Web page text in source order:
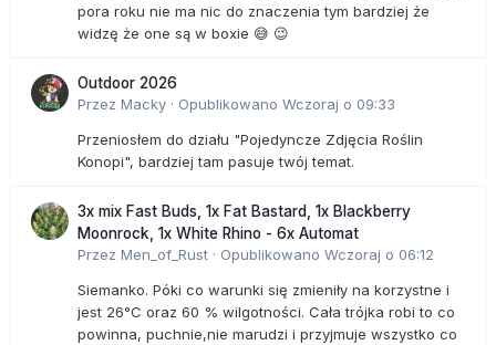
pora roku nie ma nic do znaczenia tym bardziej że
widzę że one są w boxie 😅 😉
Outdoor 2026
Przez Macky · Opublikowano Wczoraj o 09:33
Przeniosłem do działu "Pojedyncze Zdjęcia Roślin
Konopi", bardziej tam pasuje twój temat.
3x mix Fast Buds, 1x Fat Bastard, 1x Blackberry
Moonrock, 1x White Rhino - 6x Automat
Przez Men_of_Rust · Opublikowano Wczoraj o 06:12
Siemanko. Póki co warunki się zmieniły na korzystne i
jest 26°C oraz 60 % wilgotności. Cała trójka robi to co
powinna, puchnie,nie marudzi i przyjmuje wszystko co